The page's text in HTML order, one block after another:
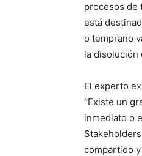
procesos de
está
o temprano
la disolución
El experto
“Existe un
inmediato o
compartido